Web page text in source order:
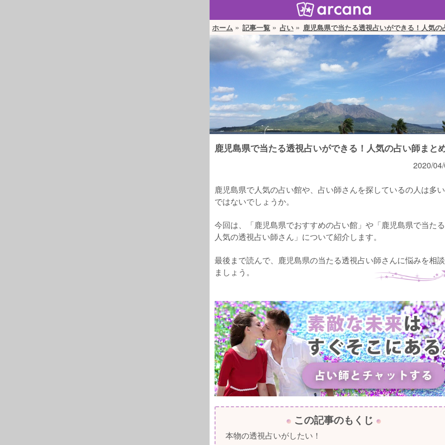
ホーム 記事一覧 占い 鹿児島県で当たる透視占いができる！人気の
鹿児島県で当たる透視占いができる！人気の占い師まと
2020/
鹿児島県で人気の占い館や、占い師さんを探しているの人は多
ではないでしょうか。
今回は、「鹿児島県でおすすめの占い館」や「鹿児島県で当た
人気の透視占い師さん」について紹介します。
最後まで読んで、鹿児島県の当たる透視占い師さんに悩みを相
ましょう。
この記事のもくじ
本物の透視占いがしたい！